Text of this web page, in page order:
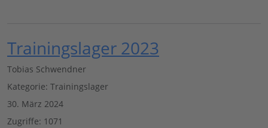
Trainingslager 2023
Tobias Schwendner
Kategorie: Trainingslager
30. März 2024
Zugriffe: 1071